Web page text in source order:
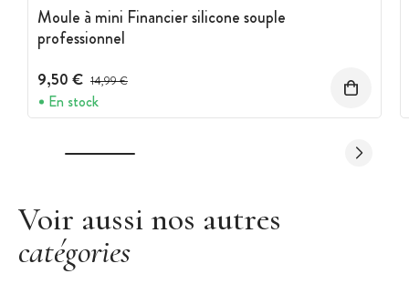
Moule à mini Financier silicone souple
professionnel
9,50 € Prix avant réduction :
14,99 €
En stock
Voir aussi nos autres
catégories